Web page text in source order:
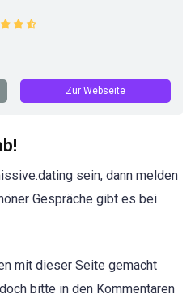
Zur Webseite
sein, dann melden
Gespräche gibt es bei
mit dieser Seite gemacht
bitte in den Kommentaren